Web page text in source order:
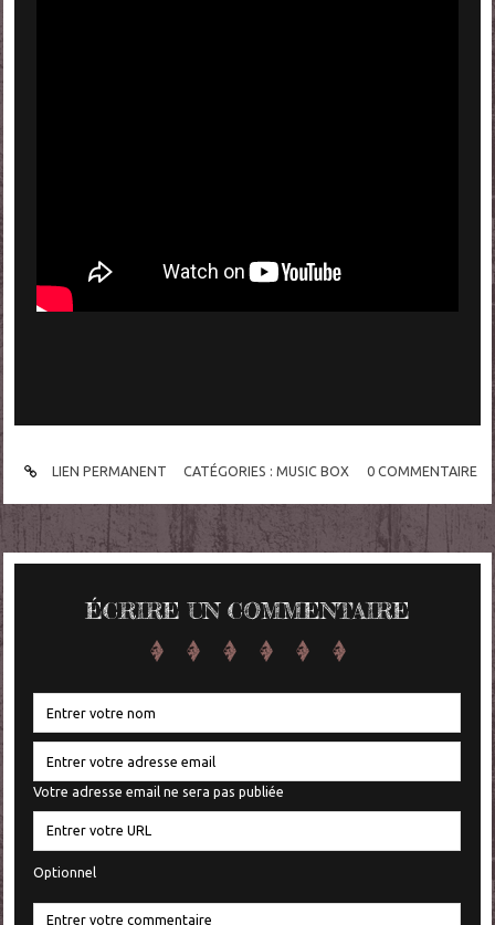
LIEN PERMANENT CATÉGORIES :MUSIC BOX 0 COMMENTAIRE
ÉCRIRE UN COMMENTAIRE
Votre adresse email ne sera pas publiée
Optionnel